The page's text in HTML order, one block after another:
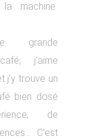
machine
grande
j’aime
j’y trouve un
bien dosé
de
C’est